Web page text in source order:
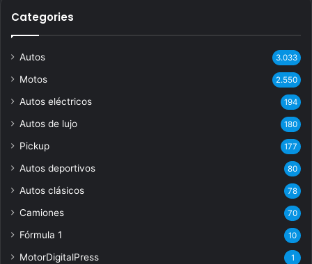
Categories
Autos 3.033
Motos 2.550
Autos eléctricos 194
Autos de lujo 180
Pickup 177
Autos deportivos 80
Autos clásicos 78
Camiones 70
Fórmula 1 10
MotorDigitalPress 1